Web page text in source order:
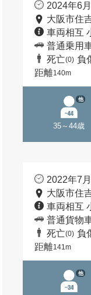
2024年6
大阪市住
車両相互
普通乗用
死亡(0) 負
距離140m
35～44歳
他
2022年7
大阪市住
車両相互
普通貨物
死亡(0) 負
距離141m
他